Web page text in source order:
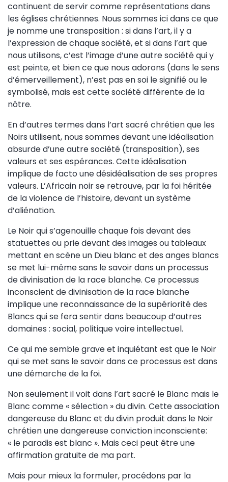
continuent de servir comme représentations dans
les églises chrétiennes. Nous sommes ici dans ce que
je nomme une transposition : si dans l’art, il y a
l’expression de chaque société, et si dans l’art que
nous utilisons, c’est l’image d’une autre société qui y
est peinte, et bien ce que nous adorons (dans le sens
d’émerveillement), n’est pas en soi le signifié ou le
symbolisé, mais est cette société différente de la
nôtre.
En d’autres termes dans l’art sacré chrétien que les
Noirs utilisent, nous sommes devant une idéalisation
absurde d’une autre société (transposition), ses
valeurs et ses espérances. Cette idéalisation
implique de facto une désidéalisation de ses propres
valeurs. L’Africain noir se retrouve, par la foi héritée
de la violence de l’histoire, devant un système
d’aliénation.
Le Noir qui s’agenouille chaque fois devant des
statuettes ou prie devant des images ou tableaux
mettant en scène un Dieu blanc et des anges blancs
se met lui-même sans le savoir dans un processus
de divinisation de la race blanche. Ce processus
inconscient de divinisation de la race blanche
implique une reconnaissance de la supériorité des
Blancs qui se fera sentir dans beaucoup d’autres
domaines : social, politique voire intellectuel.
Ce qui me semble grave et inquiétant est que le Noir
qui se met sans le savoir dans ce processus est dans
une démarche de la foi.
Non seulement il voit dans l’art sacré le Blanc mais le
Blanc comme « sélection » du divin. Cette association
dangereuse du Blanc et du divin produit dans le Noir
chrétien une dangereuse conviction inconsciente:
« le paradis est blanc ». Mais ceci peut être une
affirmation gratuite de ma part.
Mais pour mieux la formuler, procédons par la